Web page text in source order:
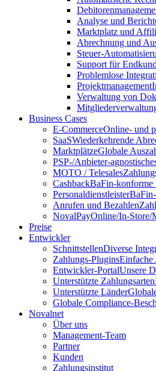
Analyse und
Marktplatz und
Abrechnung und
Steuer-
Support für
Problemlose
Projektmanagement
Verwaltung von
Business Cases
E-CommerceOnline- und
SaaSWiederkehrende
MarktplätzeGlobale
PSP-/
MOTO / Telesales
CashbackBaFin-konforme
Personaldienstleister
Anrufen und Bezahlen
NovalPayOnline/In-Store/
Preise
Entwickler
SchnittstellenDiverse
Zahlungs-PluginsEinfache
Entwickler-PortalUnsere
Unterstützte Zahlungsarten
Unterstützte Länder
Globale Compliance-
Novalnet
Über uns
Management-Team
Partner
Kunden
Zahlungsinstitut